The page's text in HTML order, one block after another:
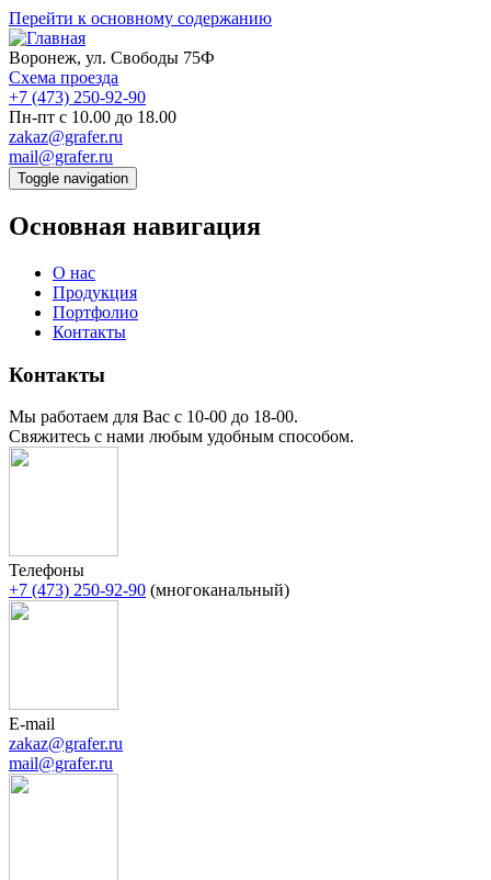
Перейти к основному содержанию
Воронеж, ул. Свободы 75Ф
Схема проезда
+7 (473) 250-92-90
Пн-пт с 10.00 до 18.00
zakaz@grafer.ru
mail@grafer.ru
Toggle navigation
Основная навигация
О нас
Продукция
Портфолио
Контакты
Контакты
Мы работаем для Вас с 10-00 до 18-00.
Свяжитесь с нами любым удобным способом.
Телефоны
+7 (473) 250-92-90 (многоканальный)
E-mail
zakaz@grafer.ru
mail@grafer.ru